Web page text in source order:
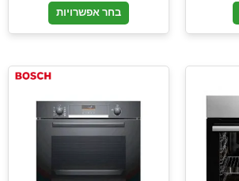
בחר אפשרויות